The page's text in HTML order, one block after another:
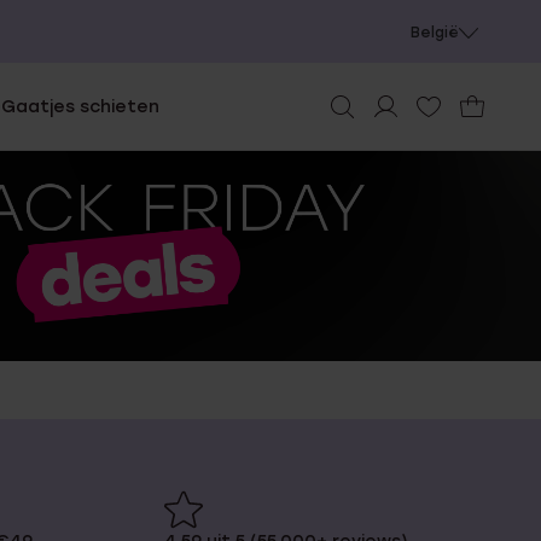
België
Gaatjes schieten